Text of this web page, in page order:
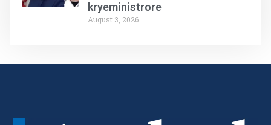
kryeministrore
August 3, 2026